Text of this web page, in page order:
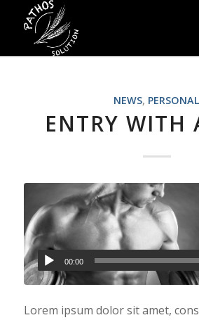
NEWS, PERSONAL
ENTRY WITH
00:00
Lorem ipsum dolor sit amet,